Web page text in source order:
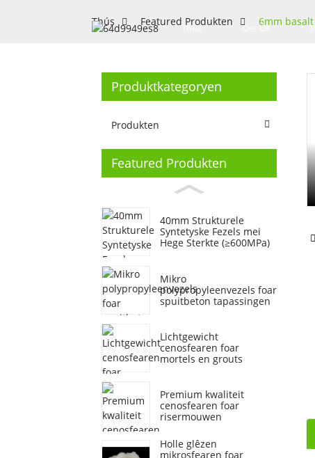
Thús Oer Ús
Thús Featured Produkten 6mm
Produktkategoryen
Produkten
Featured Produkten
40mm Strukturele
Syntetyske Fezels mei
Hege Sterkte (≥600MPa)
Mikro
polypropyleenvezels foar
spuitbeton tapassingen
Lichtgewicht
cenosfearen foar
mortels en grouts
Premium kwaliteit
cenosfearen foar
risermouwen
Holle glêzen
mikrosfearen foar
Loading...
Loading...